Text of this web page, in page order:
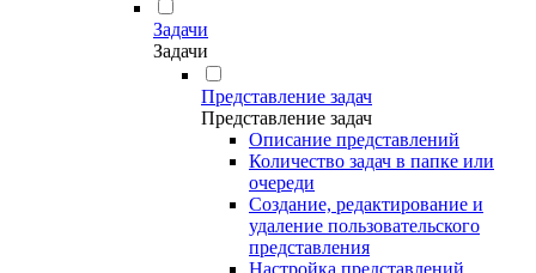
Задачи
Задачи
Представление задач
Представление задач
Описание представлений
Количество задач в папке или
очереди
Создание, редактирование и
удаление пользовательского
представления